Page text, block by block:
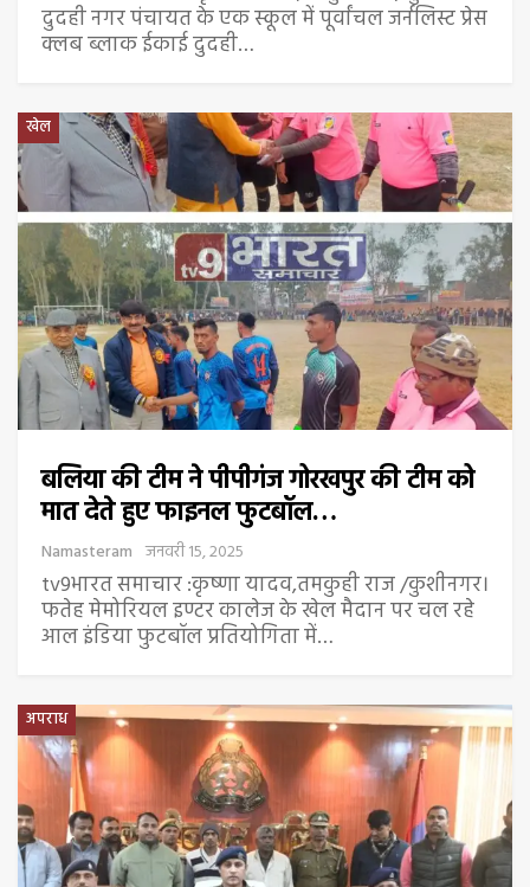
दुदही नगर पंचायत के एक स्कूल में पूर्वांचल जर्नलिस्ट प्रेस
क्लब ब्लाक ईकाई दुदही…
खेल
बलिया की टीम ने पीपीगंज गोरखपुर की टीम को
मात देते हुए फाइनल फुटबॉल…
Namasteram जनवरी 15, 2025
tv9भारत समाचार :कृष्णा यादव,तमकुही राज /कुशीनगर।
फतेह मेमोरियल इण्टर कालेज के खेल मैदान पर चल रहे
आल इंडिया फुटबॉल प्रतियोगिता में…
अपराध